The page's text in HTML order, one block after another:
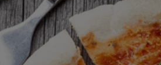
ACCUEIL
LA CARTE
VOTRE COMPTE